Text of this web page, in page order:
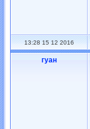
13:28 15 12 2016
гуан